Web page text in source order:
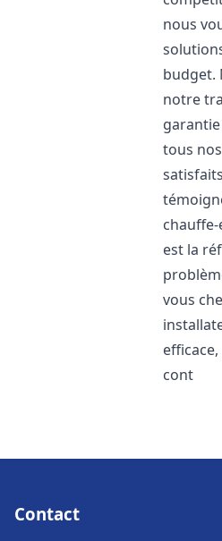
nous
budget.
notre
tous
est la
vous
cont
Contact